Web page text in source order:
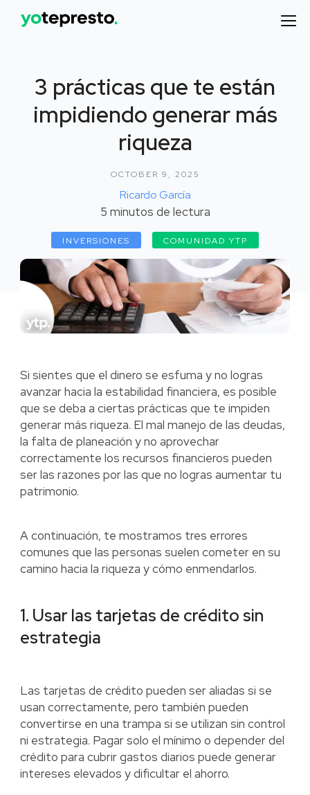
3 prácticas que te están
impidiendo generar más
riqueza
OCTOBER 9, 2025
Ricardo García
5 minutos de lectura
INVERSIONES COMUNIDAD YTP
Si sientes que el dinero se esfuma y no logras
avanzar hacia la estabilidad financiera, es posible
que se deba a ciertas prácticas que te impiden
generar más riqueza. El mal manejo de las deudas,
la falta de planeación y no aprovechar
correctamente los recursos financieros pueden
ser las razones por las que no logras aumentar tu
patrimonio.
A continuación, te mostramos tres errores
comunes que las personas suelen cometer en su
camino hacia la riqueza y cómo enmendarlos.
1. Usar las tarjetas de crédito sin
estrategia
Las tarjetas de crédito pueden ser aliadas si se
usan correctamente, pero también pueden
convertirse en una trampa si se utilizan sin control
ni estrategia. Pagar solo el mínimo o depender del
crédito para cubrir gastos diarios puede generar
intereses elevados y dificultar el ahorro.